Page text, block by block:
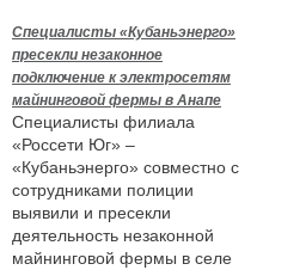
Специалисты «Кубаньэнерго»
пресекли незаконное
подключение к электросетям
майнинговой фермы в Анапе
Специалисты филиала
«Россети Юг» –
«Кубаньэнерго» совместно с
сотрудниками полиции
выявили и пресекли
деятельность незаконной
майнинговой фермы в селе